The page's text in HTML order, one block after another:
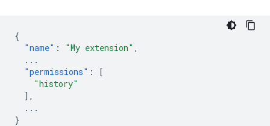
{
"name" : "My extension" ,
...
"permissions" :
[
"history"
],
...
}